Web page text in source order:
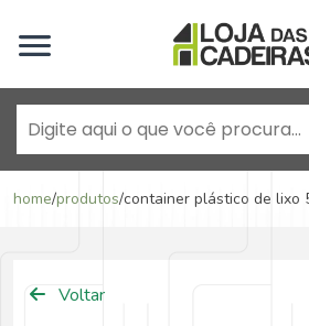
home/produtos/container plástico de lixo
Voltar
Inicie uma conversa
Goiânia - Jardim América
Anápolis - Jundiaí